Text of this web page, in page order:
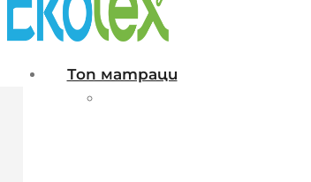
Топ матраци